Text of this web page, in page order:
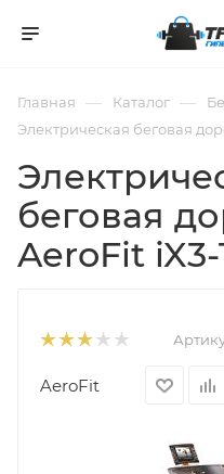
Главная — Каталог —
Электрическая беговая
беговая
AeroFit
AeroFit